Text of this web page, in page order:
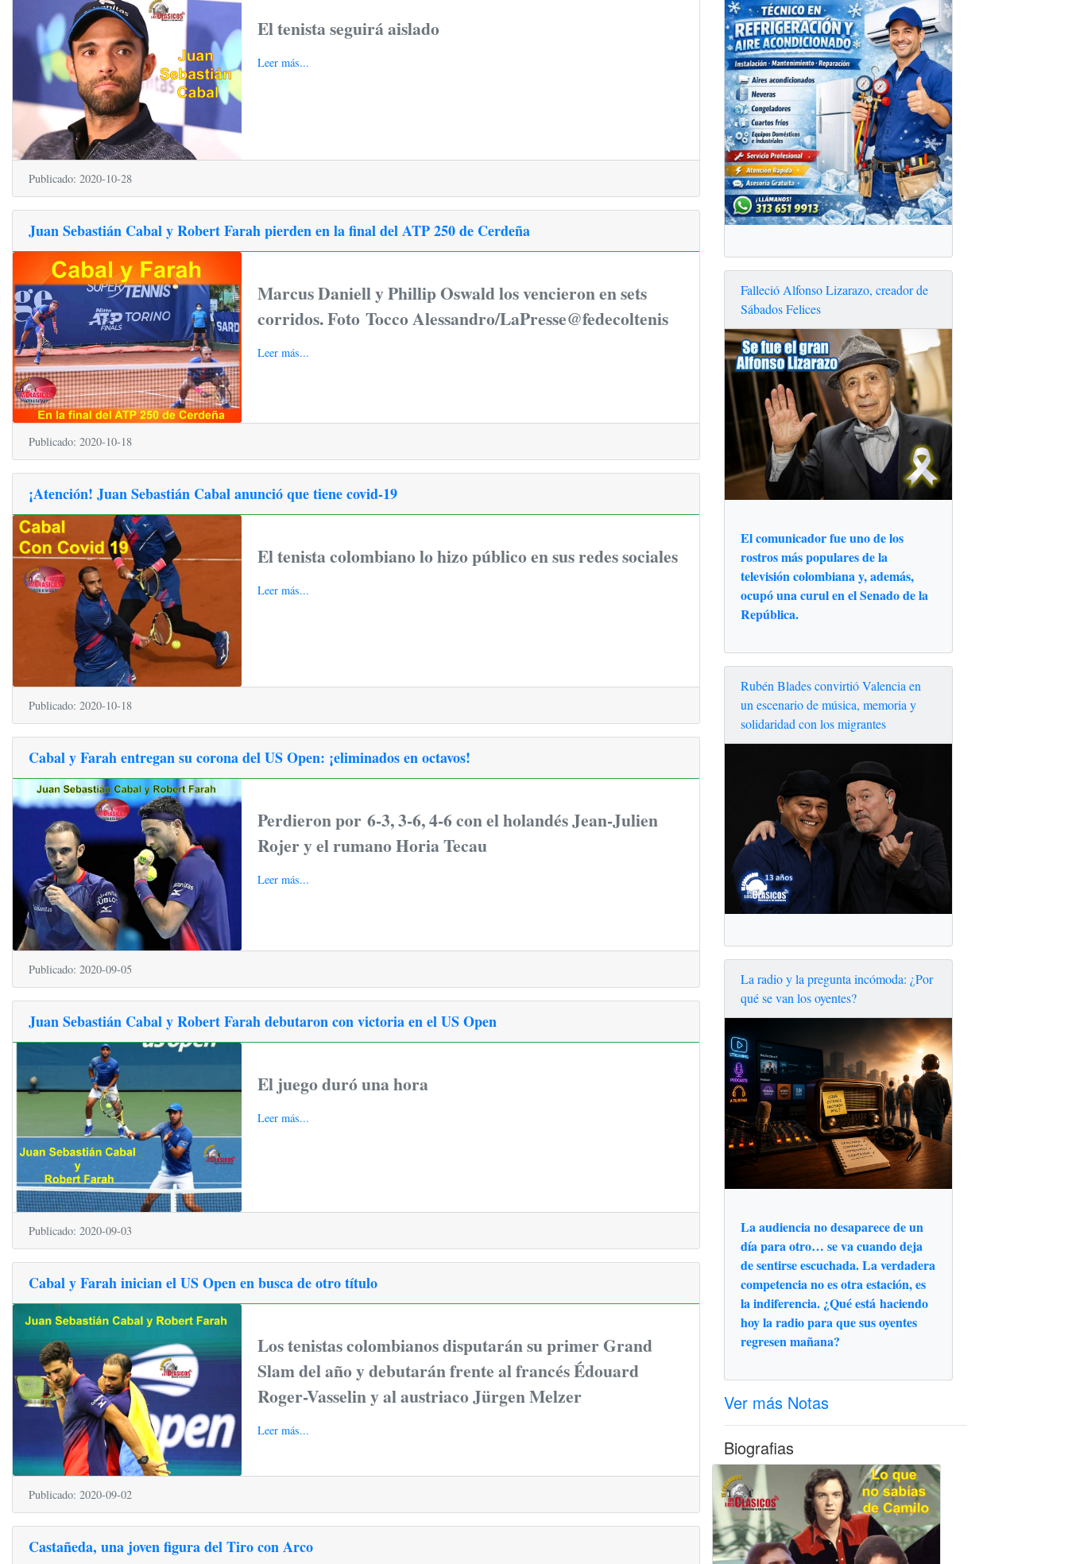
El tenista seguirá aislado
Leer más...
Publicado: 2020-10-28
Juan Sebastián Cabal y Robert Farah pierden en la final del ATP 250 de Cerdeña
Marcus Daniell y Phillip Oswald los vencieron en sets
corridos. Foto Tocco Alessandro/LaPresse@fedecoltenis
Leer más...
Publicado: 2020-10-18
¡Atención! Juan Sebastián Cabal anunció que tiene covid-19
El tenista colombiano lo hizo público en sus redes sociales
Leer más...
Publicado: 2020-10-18
Cabal y Farah entregan su corona del US Open: ¡eliminados en octavos!
Perdieron por 6-3, 3-6, 4-6 con el holandés Jean-Julien
Rojer y el rumano Horia Tecau
Leer más...
Publicado: 2020-09-05
Juan Sebastián Cabal y Robert Farah debutaron con victoria en el US Open
El juego duró una hora
Leer más...
Publicado: 2020-09-03
Cabal y Farah inician el US Open en busca de otro título
Los tenistas colombianos disputarán su primer Grand
Slam del año y debutarán frente al francés Édouard
Roger-Vasselin y al austriaco Jürgen Melzer
Leer más...
Publicado: 2020-09-02
Castañeda, una joven figura del Tiro con Arco
Falleció Alfonso Lizarazo, creador de
Sábados Felices
El comunicador fue uno de los
rostros más populares de la
televisión colombiana y, además,
ocupó una curul en el Senado de la
República.
Rubén Blades convirtió Valencia en
un escenario de música, memoria y
solidaridad con los migrantes
La radio y la pregunta incómoda: ¿Por
qué se van los oyentes?
La audiencia no desaparece de un
día para otro… se va cuando deja
de sentirse escuchada. La verdadera
competencia no es otra estación, es
la indiferencia. ¿Qué está haciendo
hoy la radio para que sus oyentes
regresen mañana?
Ver más Notas
Biografias